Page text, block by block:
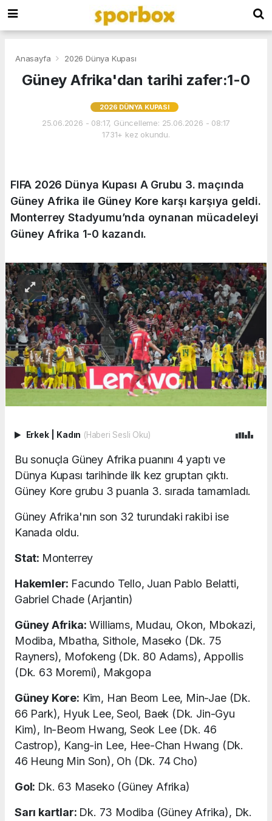
Anasayfa 2026 Dünya Kupası
Güney Afrika'dan tarihi zafer:1-0
2026 DÜNYA KUPASI
25.06.2026 - 08:17, Güncelleme: 25.06.2026 - 08:17
1731+ kez okundu.
FIFA 2026 Dünya Kupası A Grubu 3. maçında
Güney Afrika ile Güney Kore karşı karşıya geldi.
Monterrey Stadyumu’nda oynanan mücadeleyi
Güney Afrika 1-0 kazandı.
Erkek Kadın (Haberi Sesli Oku)
Bu sonuçla Güney Afrika puanını 4 yaptı ve
Dünya Kupası tarihinde ilk kez gruptan çıktı.
Güney Kore grubu 3 puanla 3. sırada tamamladı.
Güney Afrika'nın son 32 turundaki rakibi ise
Kanada oldu.
Stat: Monterrey
Hakemler: Facundo Tello, Juan Pablo Belatti,
Gabriel Chade (Arjantin)
Güney Afrika: Williams, Mudau, Okon, Mbokazi,
Modiba, Mbatha, Sithole, Maseko (Dk. 75
Rayners), Mofokeng (Dk. 80 Adams), Appollis
(Dk. 63 Moremi), Makgopa
Güney Kore: Kim, Han Beom Lee, Min-Jae (Dk.
66 Park), Hyuk Lee, Seol, Baek (Dk. Jin-Gyu
Kim), In-Beom Hwang, Seok Lee (Dk. 46
Castrop), Kang-in Lee, Hee-Chan Hwang (Dk.
46 Heung Min Son), Oh (Dk. 74 Cho)
Gol: Dk. 63 Maseko (Güney Afrika)
Sarı kartlar: Dk. 73 Modiba (Güney Afrika), Dk.